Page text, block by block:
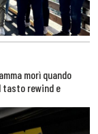
morì quando
tasto rewind e